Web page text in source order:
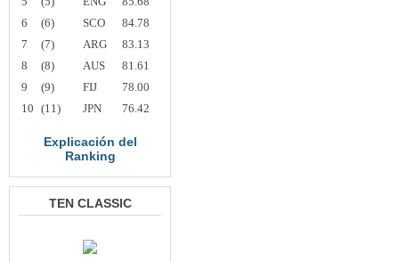
6
(6) SCO
84.78
7
(7) ARG
83.13
8
(8) AUS
81.61
9
(9) FIJ
78.00
10 (11) JPN 76.42
Explicación del
Ranking
TEN CLASSIC